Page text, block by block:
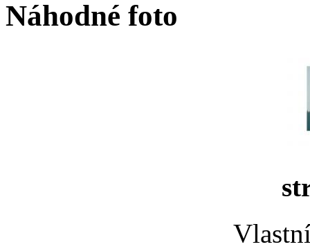
Náhodné foto